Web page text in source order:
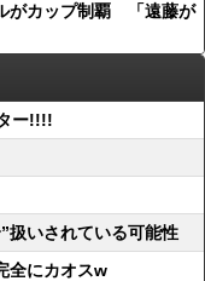
がカップ制覇 「遠藤が
ー!!!!
扱いされている可能性
全にカオスw